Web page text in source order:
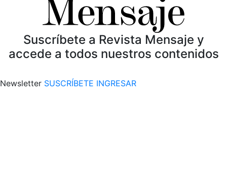
Suscríbete a Revista Mensaje y
accede a todos nuestros contenidos
Newsletter SUSCRÍBETE INGRESAR